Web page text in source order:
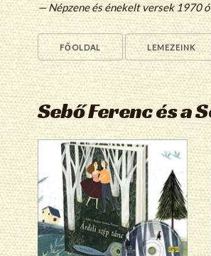
— Népzene és énekelt versek 1970
FŐOLDAL LEMEZEINK
Sebő Ferenc és a